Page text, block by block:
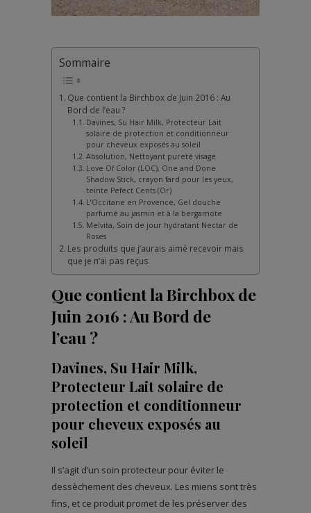
Sommaire
Que contient la Birchbox de Juin 2016 : Au
Bord de l’eau ?
Davines, Su Hair Milk, Protecteur Lait
solaire de protection et conditionneur
pour cheveux exposés au soleil
Absolution, Nettoyant pureté visage
Love Of Color (LOC), One and Done
Shadow Stick, crayon fard pour les yeux,
teinte Pefect Cents (Or)
L’Occitane en Provence, Gel douche
parfumé au jasmin et à la bergamote
Melvita, Soin de jour hydratant Nectar de
Roses
Les produits que j’aurais aimé recevoir mais
que je n’ai pas reçus
Que contient la Birchbox de
Juin 2016 : Au Bord de
l’eau ?
Davines, Su Hair Milk,
Protecteur Lait solaire de
protection et conditionneur
pour cheveux exposés au
soleil
Il s’agit d’un soin protecteur pour éviter le
dessèchement des cheveux. Les miens sont très
fins, et ce produit promet de les préserver des